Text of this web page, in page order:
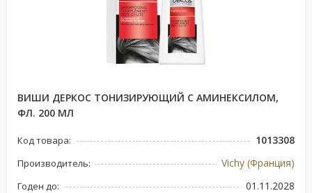
ВИШИ ДЕРКОС ТОНИЗИРУЮЩИЙ С АМИНЕКСИЛОМ,
ФЛ. 200 МЛ
Код товара: 1013308
Производитель: Vichy (Франция)
Годен до: 01.11.2028